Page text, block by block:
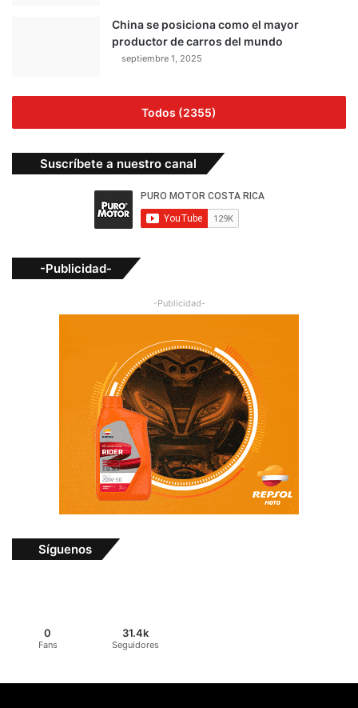
China se posiciona como el mayor
productor de carros del mundo
septiembre 1, 2025
Todos (2355)
Suscríbete a nuestro canal
-Publicidad-
-Publicidad-
Síguenos
0
Fans
31.4k
Seguidores